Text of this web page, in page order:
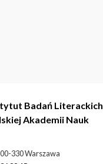
Badań Literackich
Akademii Nauk
330 Warszawa